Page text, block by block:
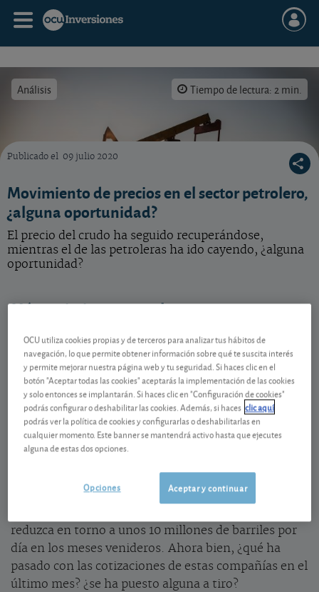
Análisis Tiempo de lectura: 2 min.
El precio del petróleo ha seguido al alza, mientras las cotizaciones de las petroleras han
Publicado el 09 julio 2020
Movimiento de precios en el sector petrolero,
¿alguna oportunidad?
El precio del crudo ha seguido recuperándose,
mientras el de las petroleras ha ido cayendo, ¿alguna
oportunidad?
Más optimismo para el sector
Desde el mínimo alcanzado el 21 de abril, cuando el
barril de petróleo tipo Brent estaba a 16,50 USD los
precios han escalado hasta los 43,10 USD, en torno
161% de subida. Los mejores pronósticos en la
demanda del crudo, emitdos por la Agencia
Internacional de la Energía (AIE), están entre los
culpables de este repunte: el organismo es más
este año, cifrándola en -8,6 millones de barriles
diarios en lugar de los 9,3 millones que preveía en
reduzca en torno a unos 10 millones de barriles por
día en los meses venideros. Ahora bien, ¿qué ha
pasado con las cotizaciones de estas compañías en el
último mes? ¿se ha puesto alguna a tiro?
OCU utiliza cookies propias y de terceros para analizar tus hábitos de
navegación, lo que permite obtener información sobre qué te suscita interés
y permite mejorar nuestra página web y tu seguridad. Si haces clic en el
botón "Aceptar todas las cookies" aceptarás la implementación de las cookies
y solo entonces se implantarán. Si haces clic en "Configuración de cookies"
podrás configurar o deshabilitar las cookies. Además, si haces clic aquí
podrás ver la política de cookies y configurarlas o deshabilitarlas en
cualquier momento. Este banner se mantendrá activo hasta que ejecutes
alguna de estas dos opciones.
Aceptar y continuar
Opciones